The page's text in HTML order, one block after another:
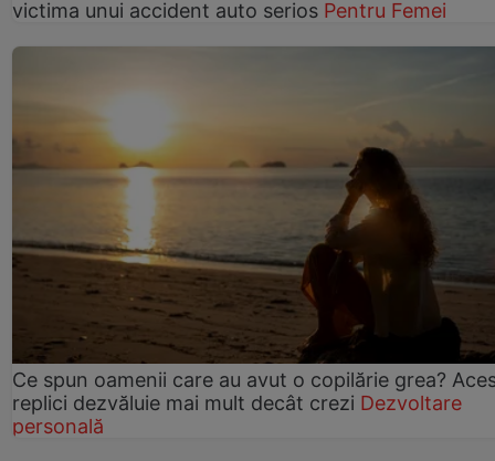
victima unui accident auto serios Pentru Femei
Ce spun oamenii care au avut o copilărie grea?
replici dezvăluie mai mult decât crezi Dezvoltare
personală